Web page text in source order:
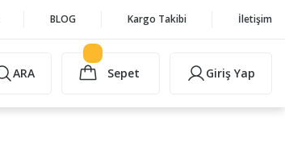
BLOG Kargo Takibi İletişim
ARA Sepet Giriş Yap